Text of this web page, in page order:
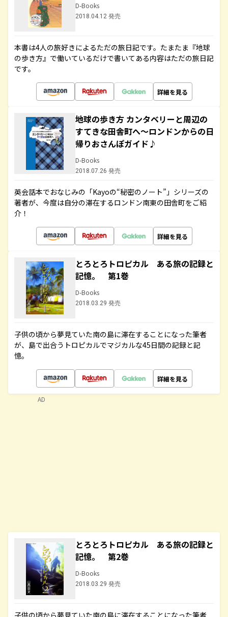
D-Books
2018.04.12 発売
本書は4人の旅好きによるただの旅日記です。たまたま『地球
の歩き方』で働いているだけで書いてある内容はただの旅日記
です。
詳細を見る
地球の歩き方 カンタベリーと周辺の
すてきな田舎町へ～ロンドンからの日
帰りおさんぽガイド♪
D-Books
2018.07.26 発売
英会話本でおなじみの「Kayoの“秘密のノート”」シリーズの
著者が、今度は自分の滞在するロンドン南東の田舎町をご紹
介！
詳細を見る
とろとろトロピカル ある旅の記録と
記憶。 第1巻
D-Books
2018.03.29 発売
子供の頃から夢見ていた南の島に滞在することになった筆者
が、島で出合うトロピカルでマジカルな45日間の記録と記
憶。
詳細を見る
とろとろトロピカル ある旅の記録と
記憶。 第2巻
D-Books
2018.03.29 発売
子供の頃から夢見ていた南の島に滞在することになった筆者
AD